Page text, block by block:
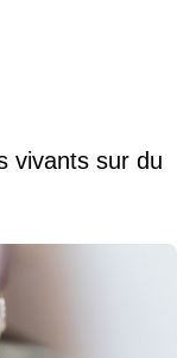
vivants sur du